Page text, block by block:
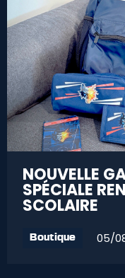
NOUVELLE
SPÉCIALE
SCOLAIRE
Boutique 05/